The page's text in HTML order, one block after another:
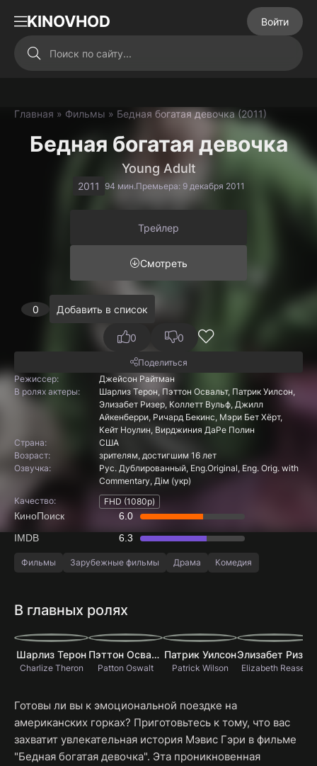
KINOVHOD Войти
Главная » Фильмы » Бедная богатая девочка (2011)
Бедная богатая девочка
Young Adult
2011 94 мин.Премьера: 9 декабря 2011
Трейлер
Смотреть
0 Добавить в список
0 0
Поделиться
Режиссер:
Джейсон Райтман
В ролях актеры:
Шарлиз Терон, Пэттон Освальт, Патрик Уилсон,
Элизабет Ризер, Коллетт Вульф, Джилл
Айкенберри, Ричард Бекинс, Мэри Бет Хёрт,
Кейт Ноулин, Вирджиния ДаРе Полин
Страна:
США
Boзpacт:
зрителям, достигшим 16 лет
Озвучка:
Рус. Дублированный, Eng.Original, Eng. Orig. with
Commentary, Дім (укр)
Качество:
FHD (1080p)
КиноПоиск
6.0
IMDB
6.3
Фильмы Зарубежные фильмы Драма Комедия
В главных ролях
Шарлиз Терон
Charlize Theron
Пэттон Освальт
Patton Oswalt
Патрик Уилсон
Patrick Wilson Elizabeth Reaser
Готовы ли вы к эмоциональной поездке на
американских горках? Приготовьтесь к тому, что вас
захватит увлекательная история Мэвис Гэри в фильме
"Бедная богатая девочка". Эта проникновенная